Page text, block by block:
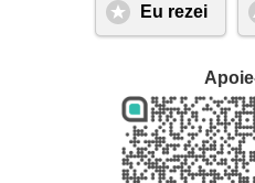
Eu rezei